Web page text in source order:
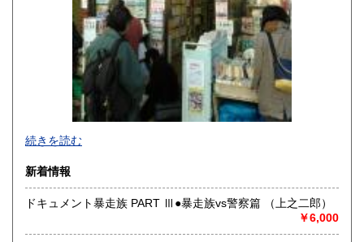
-
沿線名：東京メトロ半蔵門線 都営三田線 都営新宿線
最寄駅：神保町駅徒歩1分
営業時間：平日10:30-19:00 日・祝日11:00-18:30
定休日：年末年始(30日～3日)※28日以降の通販は翌年以降対
続きを読む
新着情報
ドキュメント暴走族 PART Ⅲ●暴走族vs警察篇 （上之二郎）
￥6,000